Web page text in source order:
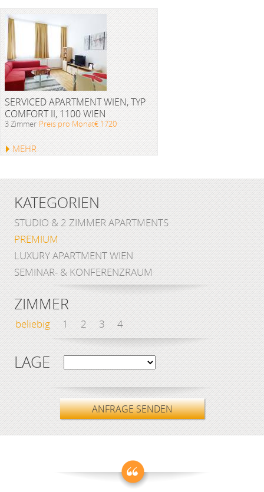
SERVICED APARTMENT WIEN, TYP
COMFORT II, 1100 WIEN
3 Zimmer Preis pro Monat€ 1720
MEHR
KATEGORIEN
STUDIO & 2 ZIMMER APARTMENTS
PREMIUM
LUXURY APARTMENT WIEN
SEMINAR- & KONFERENZRAUM
ZIMMER
beliebig 1 2 3 4
LAGE
ANFRAGE SENDEN